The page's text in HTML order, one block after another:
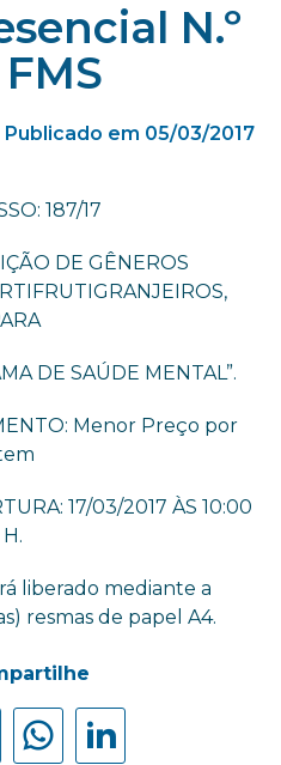
N.º
Publicado em 05/03/2017
187/17
DE GÊNEROS
DE SAÚDE MENTAL”.
Menor Preço por
17/03/2017 ÀS 10:00
H.
liberado mediante a
resmas de papel A4.